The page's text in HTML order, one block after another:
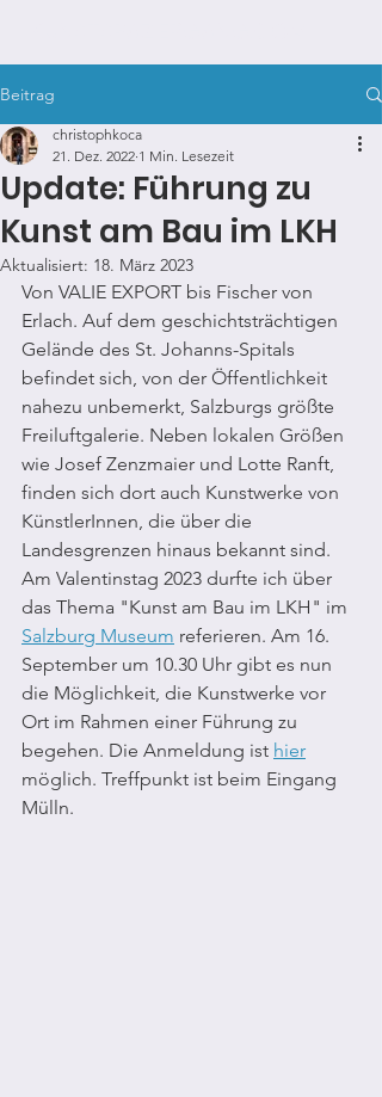
Beitrag
Update: Führung zu
Kunst am Bau im LKH
christophkoca
21. Dez. 2022 1 Min. Lesezeit
Aktualisiert: 18. März 2023
Von VALIE EXPORT bis Fischer von
Erlach. Auf dem geschichtsträchtigen
Gelände des St. Johanns-Spitals
befindet sich, von der Öffentlichkeit
nahezu unbemerkt, Salzburgs größte
Freiluftgalerie. Neben lokalen Größen
wie Josef Zenzmaier und Lotte Ranft,
finden sich dort auch Kunstwerke von
KünstlerInnen, die über die
Landesgrenzen hinaus bekannt sind.
Am Valentinstag 2023 durfte ich über
das Thema "Kunst am Bau im LKH" im
Salzburg Museum referieren. Am 16.
September um 10.30 Uhr gibt es nun
die Möglichkeit, die Kunstwerke vor
Ort im Rahmen einer Führung zu
begehen. Die Anmeldung ist hier
möglich. Treffpunkt ist beim Eingang
Mülln.